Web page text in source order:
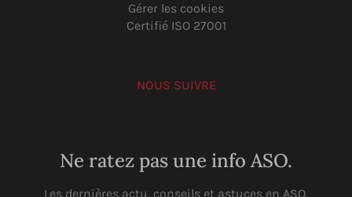
Gérer les cookies
Certifié ISO 27001
NOUS SUIVRE
Ne ratez pas une info ASO.
Les dernières actu, conseils et astuces en ASO.